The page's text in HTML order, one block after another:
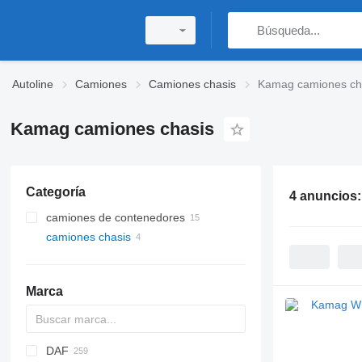
Autoline Camiones Camiones chasis Kamag camiones
Kamag camiones chasis
Categoría
camiones de contenedores
camiones chasis
Marca
HD
DAF
4 anuncios: